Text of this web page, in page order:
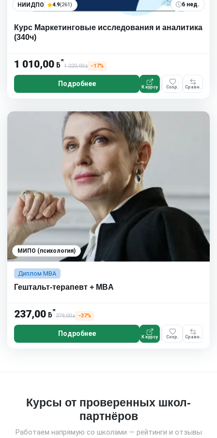
НИИДПО 4.9(261) 6 нед.
Курс Маркетинговые исследования и аналитика
(340ч)
1 010,00 ƃ*
1 220,00ƃ −17%
Подробнее К курсу Сохр. Сравн.
МИПО (психология)
Диплом MBA
Гештальт-терапевт + MBA
237,00 ƃ*
379,00ƃ −37%
Подробнее К курсу Сохр. Сравн.
Курсы от проверенных школ-
партнёров
Работаем напрямую со школами — рейтинги и отзывы